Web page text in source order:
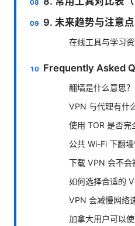
9. 未来趋势与注意点
在线工具与学习
Frequently Asked
翻墙是什么意思？
VPN 与代理有什
使用 TOR 是否完
公共 Wi-Fi 下翻墙
下载 VPN 会不会
如何选择合适的
VPN 会减慢网络
加拿大用户可以